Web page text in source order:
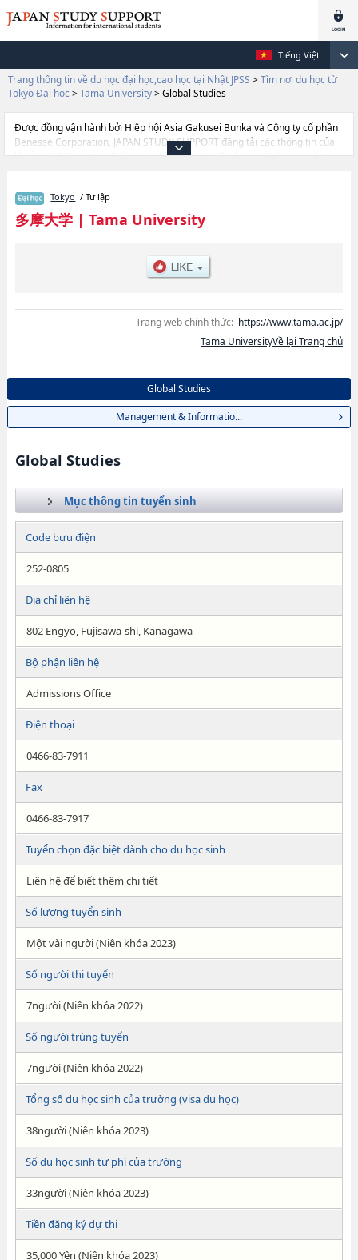
Tiếng Việt
Trang thông tin về du học đại học,cao học tại Nhật JPSS > Tìm nơi du học từ
Tokyo Đại học > Tama University> Global Studies
Được đồng vận hành bởi Hiệp hội Asia Gakusei Bunka và Công ty cổ phần
Benesse Corporation, JAPAN STUDY SUPPORT đăng tải các thông tin của
khoảng 1.300 trường đại học, cao học, trường đại học ngắn hạn, trường
thiết dành cho du học sinh, như là về các Ngành Global StudieshoặcNgành
Management & Information Sciences, thông tin về từng ngành học, thông
tin liên quan đến thi tuyển như số lượng tuyển sinh, số lượng trúng tuyển,
Tokyo / Tư lập
多摩大学| Tama University
Trang web chính thức: https://www.tama.ac.jp/
Tama UniversityVề lại Trang chủ
Global Studies
Management & Informatio...
Global Studies
Mục thông tin tuyển sinh
Code bưu điện
252-0805
Địa chỉ liên hệ
802 Engyo, Fujisawa-shi, Kanagawa
Bộ phận liên hệ
Admissions Office
Điện thoại
0466-83-7911
Fax
0466-83-7917
Tuyển chọn đặc biệt dành cho du học sinh
Liên hệ để biết thêm chi tiết
Số lượng tuyển sinh
Một vài người (Niên khóa 2023)
Số người thi tuyển
7người (Niên khóa 2022)
Số người trúng tuyển
7người (Niên khóa 2022)
Tổng số du học sinh của trường (visa du học)
38người (Niên khóa 2023)
Số du học sinh tư phí của trường
33người (Niên khóa 2023)
Tiền đăng ký dự thi
35,000 Yên (Niên khóa 2023)